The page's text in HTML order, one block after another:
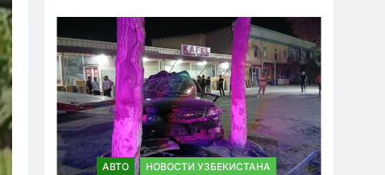
нарушителей ПДД
АВТО НОВОСТИ УЗБЕКИСТАНА